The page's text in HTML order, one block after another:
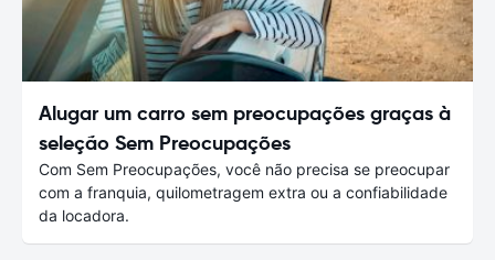
Alugar um carro sem preocupações graças à
seleção Sem Preocupações
Com Sem Preocupações, você não precisa se preocupar
com a franquia, quilometragem extra ou a confiabilidade
da locadora.